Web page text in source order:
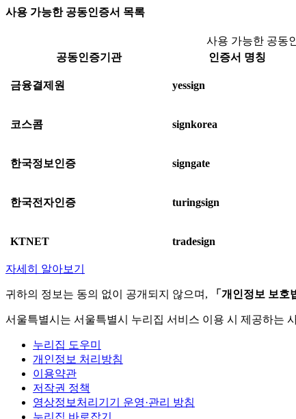
사용 가능한 공동인증서 목록
사용 가능한 공동
공동인증기관
인증서 명칭
금융결제원 yessign
코스콤 signkorea
한국정보인증 signgate
한국전자인증 turingsign
KTNET tradesign
자세히 알아보기
귀하의 정보는 동의 없이 공개되지 않으며, 「개인정보 보호
서울특별시는 서울특별시 누리집 서비스 이용 시 제공하는
누리집 도우미
개인정보 처리방침
이용약관
저작권 정책
영상정보처리기기 운영·관리 방침
누리집 바로잡기